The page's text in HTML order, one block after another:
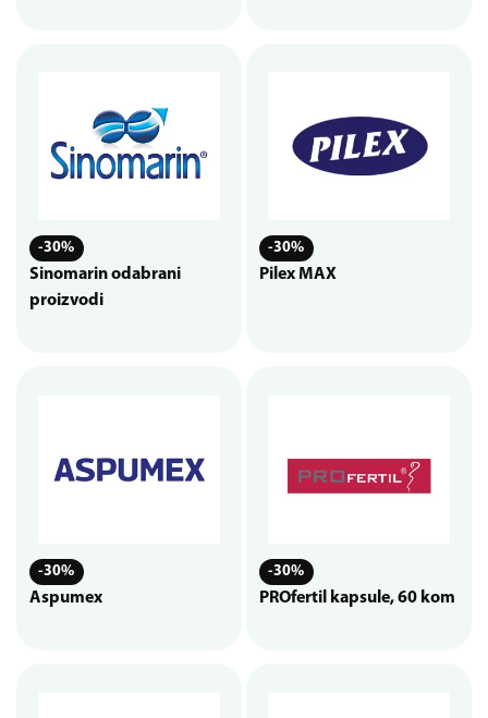
-30%
Sinomarin odabrani
proizvodi
-30%
Pilex MAX
-30%
Aspumex
-30%
PROfertil kapsule, 60 kom